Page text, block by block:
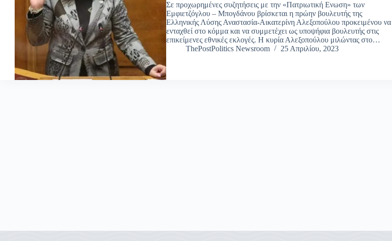
Σε προχωρημένες συζητήσεις με την «Πατριωτική Ενωση» των
Εμφιετζόγλου – Μπογδάνου βρίσκεται η πρώην βουλευτής της
Ελληνικής Λύσης Αναστασία-Αικατερίνη Αλεξοπούλου προκειμένου να
ενταχθεί στο κόμμα και να συμμετέχει ως υποψήφια βουλευτής στις
επικείμενες εθνικές εκλογές. Η κυρία Αλεξοπούλου μιλώντας στο…
ThePostPolitics Newsroom
25 Απριλίου, 2023